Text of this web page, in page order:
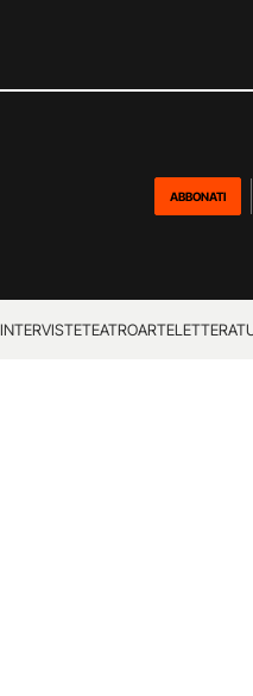
ABBONATI
INTERVISTETEATROARTE